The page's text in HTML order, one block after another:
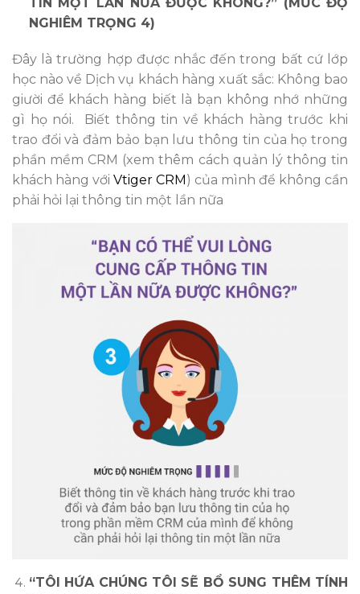
NGHIÊM TRỌNG 4)
Đây là trường hợp được nhắc đến trong bất cứ lớp
học nào về Dịch vụ khách hàng xuất sắc: Không bao
giười để khách hàng biết là bạn không nhớ những
gì họ nói. Biết thông tin về khách hàng trước khi
trao đổi và đảm bảo bạn lưu thông tin của họ trong
phần mềm CRM (xem thêm cách quản lý thông tin
khách hàng với Vtiger CRM ) của mình để không cần
phải hỏi lại thông tin một lần nữa
“TÔI HỨA CHÚNG TÔI SẼ BỔ SUNG THÊM TÍNH